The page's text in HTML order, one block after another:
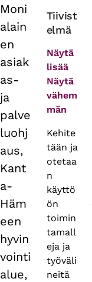
Primary
tabs
Moni
alain
en
asiak
as-
ja
palve
luohj
aus,
Kant
a-
Häm
een
hyvin
vointi
alue,
Tiivist
elmä
Näytä
lisää
Näytä
vähem
män
Kehite
tään ja
otetaa
n
käyttö
ön
toimin
tamall
eja ja
työväli
neitä